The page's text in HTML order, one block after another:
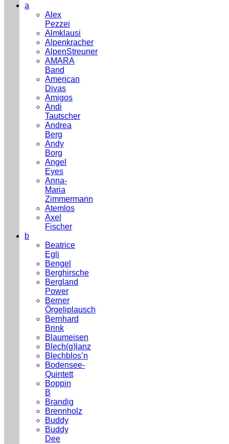
a
Alex
Pezzei
Almklausi
Alpenkracher
AlpenStreuner
AMARA
Band
American
Divas
Amigos
Andi
Tautscher
Andrea
Berg
Andy
Borg
Angel
Eyes
Anna-
Maria
Zimmermann
Atemlos
Axel
Fischer
b
Beatrice
Egli
Bengel
Berghirsche
Bergland
Power
Berner
Örgeliplausch
Bernhard
Brink
Blaumeisen
Blech(g)lanz
Blechblos’n
Bodensee-
Quintett
Boppin
B
Brandig
Brennholz
Buddy
Buddy
Dee